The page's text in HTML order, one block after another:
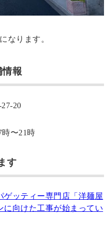
なります。
情報
20
〜21時
す
ゲッティー専門店「洋麺屋
に向けた工事が始まってい